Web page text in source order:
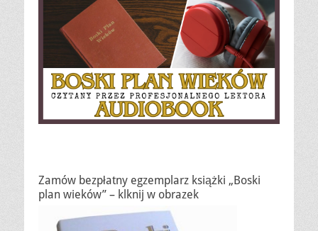
Zamów bezpłatny egzemplarz książki „Boski
plan wieków” – klknij w obrazek